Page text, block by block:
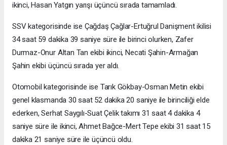
ikinci, Hasan Yatgın yarışı üçüncü sırada tamamladı.
SSV kategorisinde ise Çağdaş Çağlar-Ertuğrul Danişment ikilisi
34 saat 59 dakika 39 saniye süre ile birinci olurken, Zafer
Durmaz-Onur Altan Tan ekibi ikinci, Necati Şahin-Armağan
Şahin ekibi üçüncü sırada yer aldı.
Otomobil kategorisinde ise Tarık Gökbay-Osman Metin ekibi
genel klasmanda 30 saat 52 dakika 20 saniye ile birinciliği elde
ederken, Serhat Saygılı-Suat Çelik takımı 31 saat 4 dakika 4
saniye süre ile ikinci, Ahmet Bağce-Mert Tepe ekibi 31 saat 15
dakika 21 saniye süre ile üçüncü oldu.